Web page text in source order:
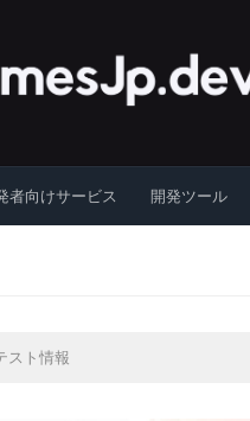
者向けサービス 開発ツール
スト情報